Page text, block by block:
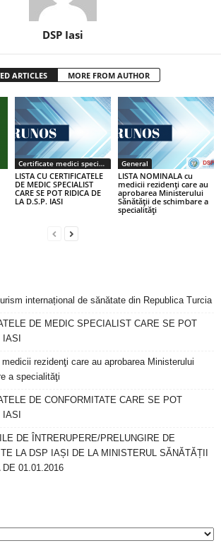
DSP Iasi
ARTICLES MORE FROM AUTHOR
Certificate medici specialiști / primari
LISTA CU CERTIFICATELE
DE MEDIC SPECIALIST
CARE SE POT RIDICA DE
LA D.S.P. IASI
General
LISTA NOMINALA cu
medicii rezidenţi care au
aprobarea Ministerului
Sănătăţii de schimbare a
specialităţi
internațional de sănătate din Republica Turcia
DE MEDIC SPECIALIST CARE SE POT
IASI
rezidenţi care au aprobarea Ministerului
a specialităţi
DE CONFORMITATE CARE SE POT
IASI
DE ÎNTRERUPERE/PRELUNGIRE DE
LA DSP IAȘI DE LA MINISTERUL SĂNĂTĂȚII
DE 01.01.2016